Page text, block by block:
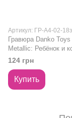
Артикул: ГР-А4-02-18з
Гравюра Danko
Metallic: Ребёнок и
(А4) ГР-А4-02-18з
124 грн
Купить